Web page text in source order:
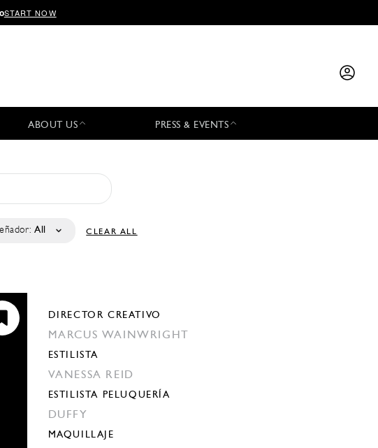
START NOW
ABOUT US PRESS & EVENTS
All CLEAR ALL
DIRECTOR CREATIVO
MARCUS WAINWRIGHT
ESTILISTA
VANESSA REID
ESTILISTA PELUQUERÍA
DUFFY
MAQUILLAJE